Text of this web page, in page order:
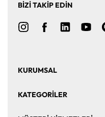
BİZİ TAKİP EDİN
KURUMSAL
KATEGORİLER